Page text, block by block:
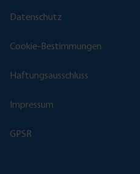
Datenschutz
Cookie-Bestimmungen
Haftungsausschluss
Impressum
GPSR